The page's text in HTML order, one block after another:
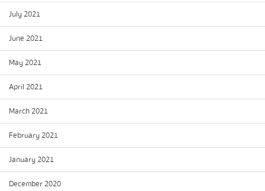
July 2021
June 2021
May 2021
April 2021
March 2021
February 2021
January 2021
December 2020